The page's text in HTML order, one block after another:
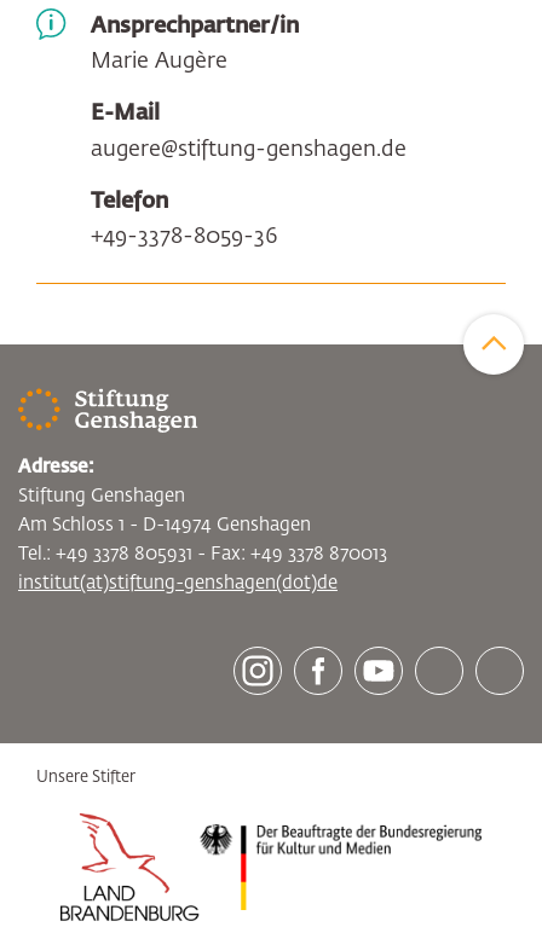
Ansprechpartner/in
Marie Augère
E-Mail
augere@stiftung-genshagen.de
Telefon
+49-3378-8059-36
[socialLinksTitle]
Adresse:
Stiftung Genshagen
Am Schloss 1 - D-14974 Genshagen
Tel.: +49 3378 805931 - Fax: +49 3378 870013
institut(at)stiftung-genshagen(dot)de
Unsere Stifter